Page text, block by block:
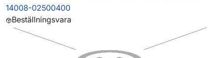
14008-02500400
Beställningsvara